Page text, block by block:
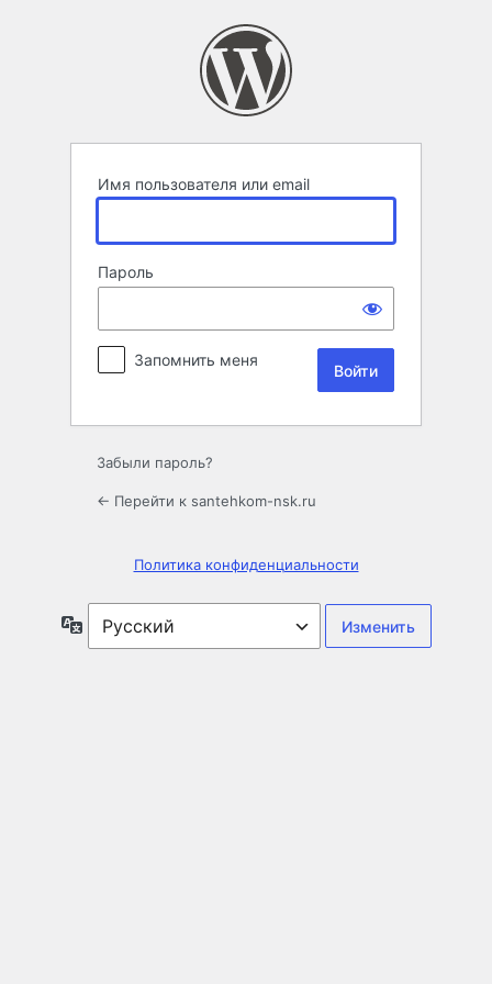
Имя пользователя или email
Пароль
Запомнить меня
Забыли пароль?
← Перейти к santehkom-nsk.ru
Политика конфиденциальности
Язык